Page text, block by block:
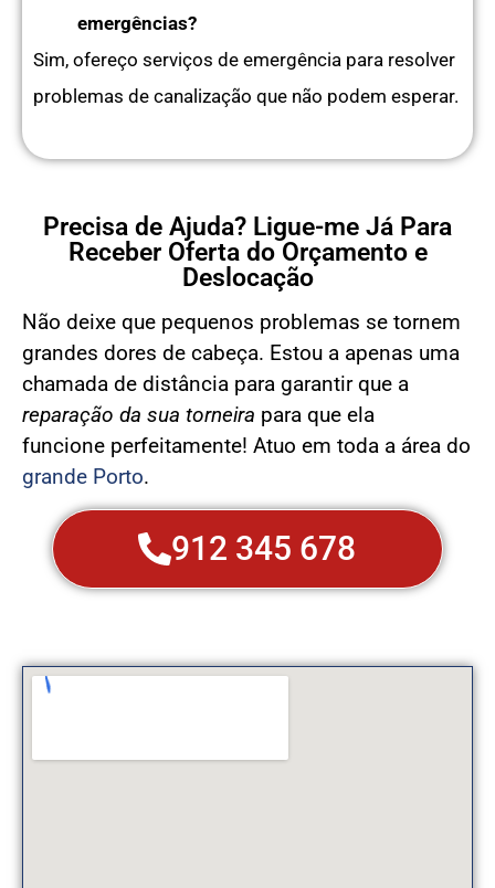
emergências?
Sim, ofereço serviços de emergência para resolver
problemas de canalização que não podem esperar.
Precisa de Ajuda? Ligue-me Já Para
Receber Oferta do Orçamento e
Deslocação
Não deixe que pequenos problemas se tornem
grandes dores de cabeça. Estou a apenas uma
chamada de distância para garantir que a
reparação da sua torneira para que ela
funcione perfeitamente! Atuo em toda a área do
grande Porto.
912 345 678